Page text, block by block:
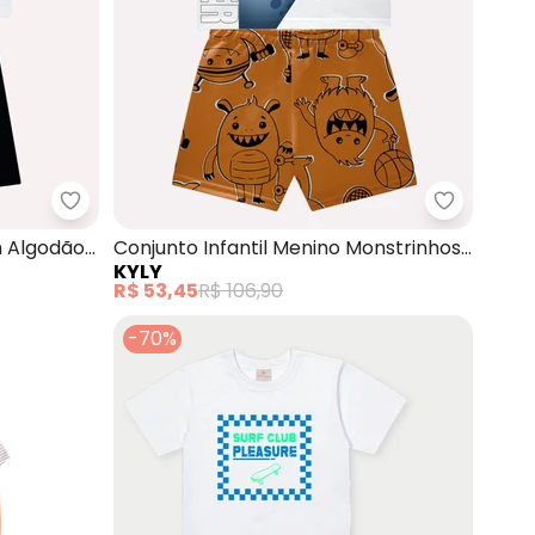
(Branco)
Kyly - Conjunto Infantil Menino em Algodão
Algodão
Kyly -
Conjunto Infantil Menino Monstrinhos
(Branco)
KYLY
R$ 53,45R$ 106,90
-70%